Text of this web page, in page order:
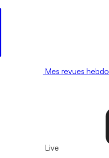
Mes revues hebdo
Live